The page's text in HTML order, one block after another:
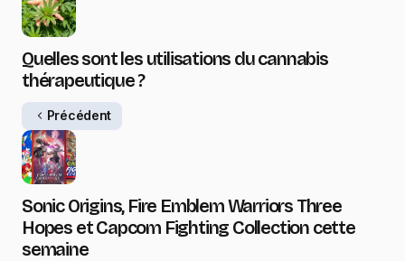
Quelles sont les utilisations du cannabis
thérapeutique ?
Précédent
Sonic Origins, Fire Emblem Warriors Three
Hopes et Capcom Fighting Collection cette
semaine